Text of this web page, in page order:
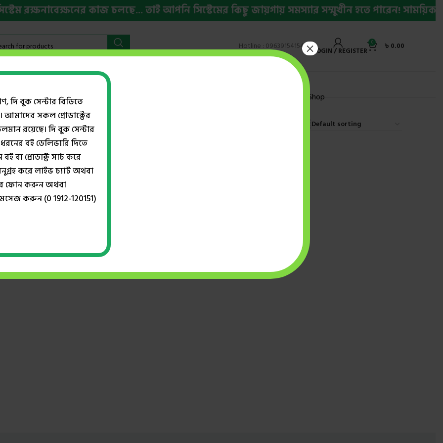
কাজ চলছে... তাই আপনি সিস্টেমের কিছু জায়গায় সমস্যার সম্মুখীন হতে পারেন! সাময়িক
Hotline : 09639154154 LOGIN / REGISTER
0 ৳ 0.00
বইমেলা ২০২৬ HSC ও ভর্তি প্রস্তুতি Shop
মানবিক বিভাগ
,প্যানাসিয়া পাবলিকেশনস
,মানবিক বিভাগ ভর্তি প্রস্তুতি
৳640.00৳350.00
দি বুক সেন্টার বিডিতে
আমাদের সকল প্রোডাক্টের
রয়েছে। দি বুক সেন্টার
বই ডেলিভারি দিতে
বা প্রোডাক্ট সার্চ করে
করে লাইভ চ্যাট অথবা
ফোন করুন অথবা
করুন (0 1912-120151)
×